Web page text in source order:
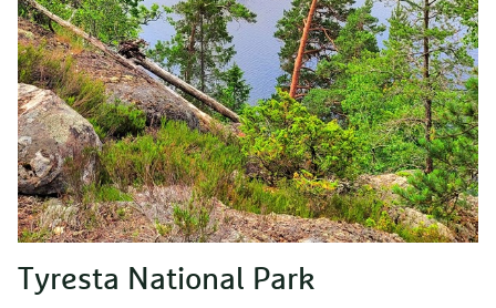
Tyresta National Park